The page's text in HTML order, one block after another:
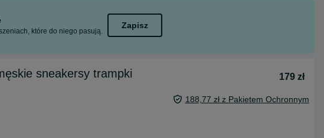
które do niego pasują.
Zapisz
sneakersy trampki
179 zł
188,77 zł z Pakietem Ochronnym